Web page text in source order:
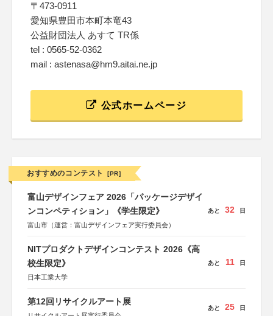
〒473-0911
愛知県豊田市本町本竜43
公益財団法人 あすて TR係
tel : 0565-52-0362
mail : astenasa@hm9.aitai.ne.jp
公式ホームページ
おすすめのコンテスト [PR]
富山デザインフェア 2026「パッケージデザイ
ンコンペティション」《学生限定》
富山市（運営：富山デザインフェア実行委員会）
あと 32 日
NITプロダクトデザインコンテスト 2026《高
校生限定》
日本工業大学
あと 11 日
第12回リサイクルアート展
あと 25 日